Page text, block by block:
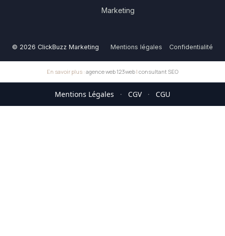
Marketing
© 2026 ClickBuzz Marketing Mentions légales Confidentialité
En savoir plus : agence web 123web | consultant SEO
Mentions Légales · CGV · CGU